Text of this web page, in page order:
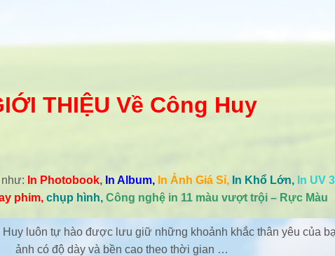
THIỆU Về Công Huy
In Photobook,In Album, In Ảnh Giá Sỉ, In Khổ Lớn, In UV
phim, chụp hình, Công nghệ in 11 màu vượt trội – Rực Màu
luôn tự hào được lưu giữ những khoảnh khắc thân yêu của
ảnh có độ dày và bền cao theo thời gian …